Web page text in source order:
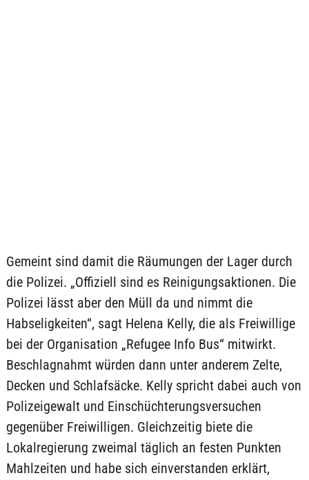
Gemeint sind damit die Räumungen der Lager durch
die Polizei. „Offiziell sind es Reinigungsaktionen. Die
Polizei lässt aber den Müll da und nimmt die
Habseligkeiten“, sagt Helena Kelly, die als Freiwillige
bei der Organisation „Refugee Info Bus“ mitwirkt.
Beschlagnahmt würden dann unter anderem Zelte,
Decken und Schlafsäcke. Kelly spricht dabei auch von
Polizeigewalt und Einschüchterungsversuchen
gegenüber Freiwilligen. Gleichzeitig biete die
Lokalregierung zweimal täglich an festen Punkten
Mahlzeiten und habe sich einverstanden erklärt,